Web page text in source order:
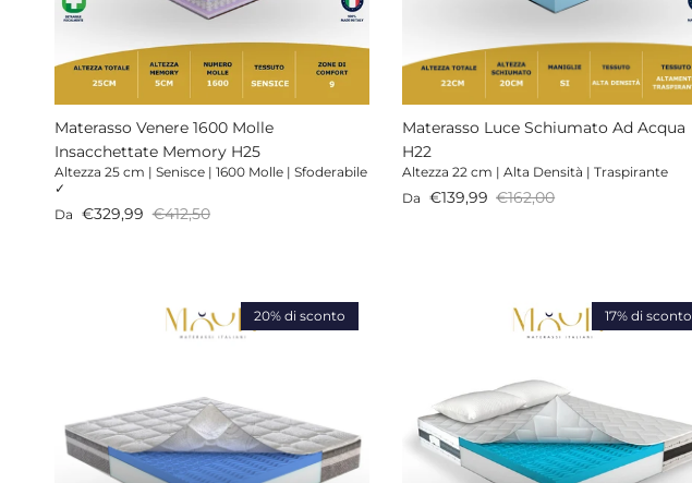
Materasso Venere 1600 Molle
Insacchettate Memory H25
Altezza 25 cm | Senisce | 1600 Molle | Sfoderabile
✓
Prezzo di vendita
Da €329,99 Prezzo normale
€412,50
Materasso Luce Schiumato Ad Acqua
H22
Altezza 22 cm | Alta Densità | Traspirante
Prezzo di vendita
Da €139,99 Prezzo normale
€162,00
20% di sconto 17% di sconto